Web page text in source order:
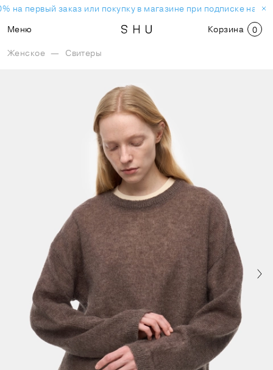
на первый заказ или покупку в магазине при подписке на
Меню
Корзина 0
Женское — Свитеры